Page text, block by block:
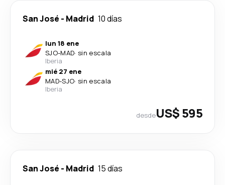
San José - Madrid 10 días
lun 18 ene
SJO-MAD· sin escala
Iberia
mié 27 ene
MAD-SJO· sin escala
Iberia
desdeUS$ 595
San José - Madrid 15 días